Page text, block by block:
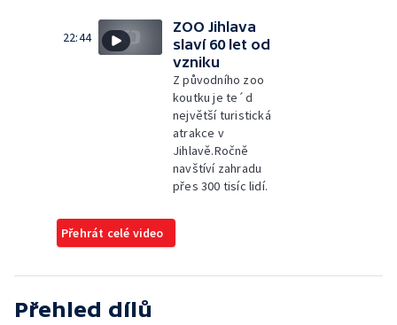
22:44
ZOO Jihlava
slaví 60 let od
vzniku
Z původního zoo
koutku je te´d
největší turistická
atrakce v
Jihlavě.Ročně
navštíví zahradu
přes 300 tisíc lidí.
Přehrát celé video
Přehled dílů